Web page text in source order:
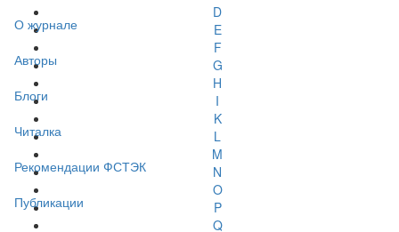
О журнале
Авторы
Блоги
Читалка
Рекомендации ФСТЭК
Публикации
D
E
F
G
H
I
K
L
M
N
O
P
Q